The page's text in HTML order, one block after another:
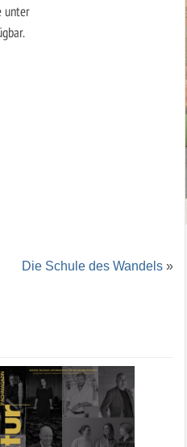
unter
Die Schule des Wandels »